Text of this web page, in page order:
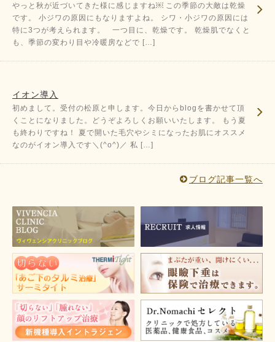
やっと秋が近づいてきた様に感じますね￼ この季節の大敵は乾燥
です。 小ジワの原因にもなりますよね。 シワ・小ジワの原因には
特に3つが考えられます。 一つ目に、乾燥です。 乾燥肌でなくと
も、季節の変わり目や冷暖房などで […]
イオン導入
初めまして。受付の松原と申します。今日からblogを書かせて頂
くことになりました。どうぞよろしくお願いいたします。 もう夏
も終わりですね！ 夏で開いた毛穴やシミになったお肌にオススメ
なのがイオン導入です＼(^o^)／ 私 […]
ブログ記事一覧へ